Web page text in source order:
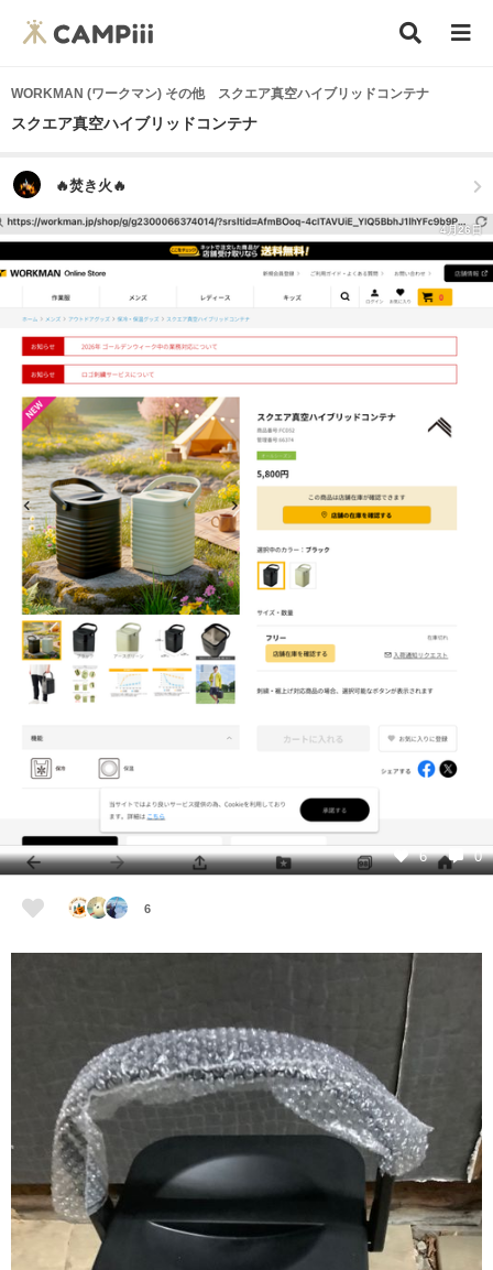
WORKMAN (ワークマン) その他 スクエア真空ハイブリッドコンテナ
スクエア真空ハイブリッドコンテナ
🔥焚き火🔥
4月26日
6 0
6